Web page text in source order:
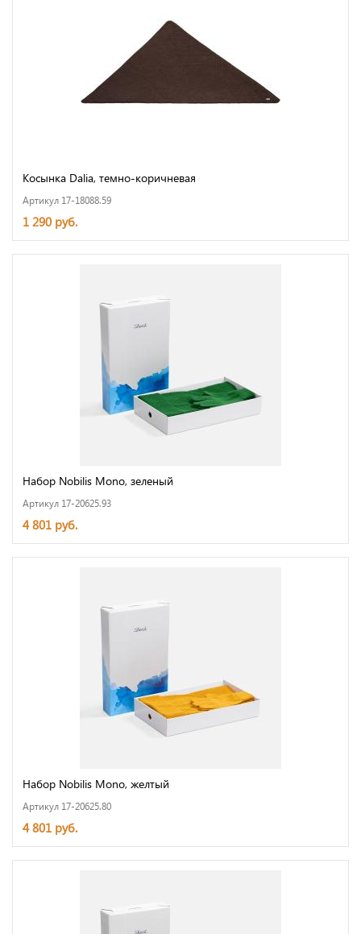
Косынка Dalia, темно-коричневая
Артикул 17-18088.59
1 290 руб.
Набор Nobilis Mono, зеленый
Артикул 17-20625.93
4 801 руб.
Набор Nobilis Mono, желтый
Артикул 17-20625.80
4 801 руб.